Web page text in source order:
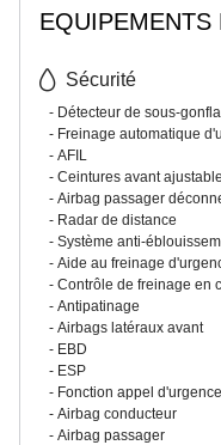
EQUIPEMENTS
Sécurité
Détecteur de sous-
Freinage automatique
AFIL
Ceintures avant
Airbag passager
Radar de distance
Système anti-
Aide au freinage
Contrôle de freinage en
Antipatinage
Airbags latéraux avant
EBD
ESP
Fonction appel d'urgence
Airbag conducteur
Airbag passager